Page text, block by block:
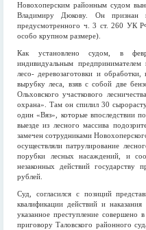
Новохоперским районным судом
Владимиру Дюкову. Он признан
предусмотренного ч. 3 ст. 260 УК
особо крупном размере).
Как установлено судом, в
индивидуальным
лесо- деревозаготовки и
вырубку леса, взяв с собой две
Ольховского участкового
охрана». Там он спилил 30
один «Вяз», которые впоследствии
выезде из лесного массива
замечен сотрудниками
осуществляли патрулирование
порубки лесных насаждений, и
незаконных действий
рублей.
Суд, согласился с позиций
квалификации действий и
указанное преступление совершено
приговору Таловского районного